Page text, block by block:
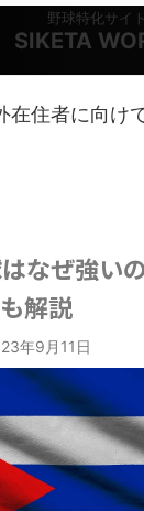
野球特化サイト
SIKETA
在住者に向け
なぜ強い
解説
年9月11日